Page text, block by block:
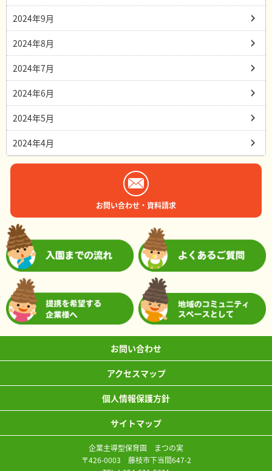
2024年9月
2024年8月
2024年7月
2024年6月
2024年5月
2024年4月
お問い合わせ・資料請求
お問い合わせ
アクセスマップ
個人情報保護方針
サイトマップ
企業主導型保育園 まつの実
〒426-0003 藤枝市下当間647-2